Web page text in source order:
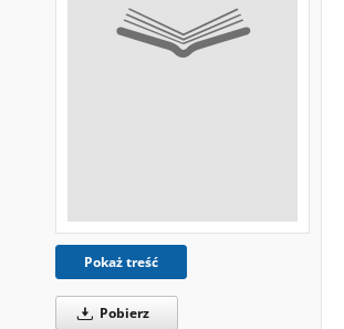
Pokaż treść
Pobierz